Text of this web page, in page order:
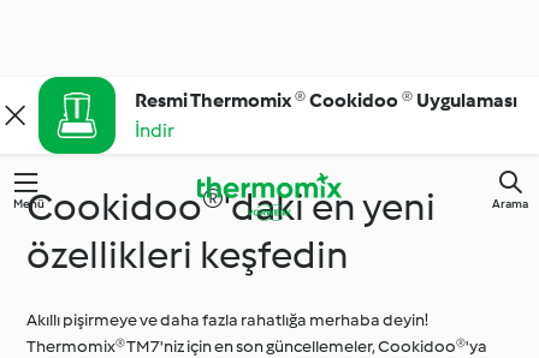
Resmi Thermomix ® Cookidoo ® Uygulaması
İndir
Menü Arama
Cookidoo®'daki en yeni
özellikleri keşfedin
Akıllı pişirmeye ve daha fazla rahatlığa merhaba deyin!
Thermomix® TM7'niz için en son güncellemeler, Cookidoo®'ya